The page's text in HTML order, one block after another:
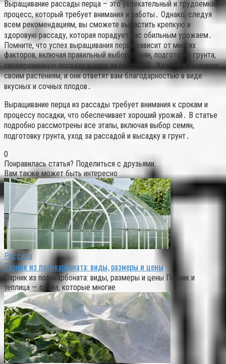
Выращивание рассады перца – это увлекательный и трудоемкий
процесс, который требует внимания и заботы․ Однако, следуя
всем рекомендациям, вы сможете вырастить крепкую и
здоровую рассаду, которая порадует вас обильным урожаем․
Помните, что успех выращивания перца зависит от многих
факторов, включая правильный выбор семян, подготовку грунта,
своевременную посадку и уход за рассадой․ Уделяйте внимание
своим растениям, и они ответят вам благодарностью в виде
вкусных и сочных плодов․
Выращивание перца из рассады требует внимания к срокам и
процессу посадки, что обеспечивает хороший урожай․ В статье
подробно рассмотрены все этапы, включая выбор семян,
подготовку грунта, уход за рассадой и высадку в грунт․
0
Понравилась статья? Поделиться с друзьями:
Вам также может быть интересно
Рассада
Парник из поликарбоната: виды, размеры и цены
Парник из поликарбоната: виды, размеры и цены Парник и
теплица — слова, которые многие